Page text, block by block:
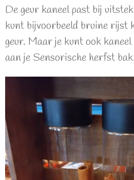
De geur kaneel past bij
kunt bijvoorbeeld bruine rijst
geur. Maar je kunt ook
aan je Sensorische herfst